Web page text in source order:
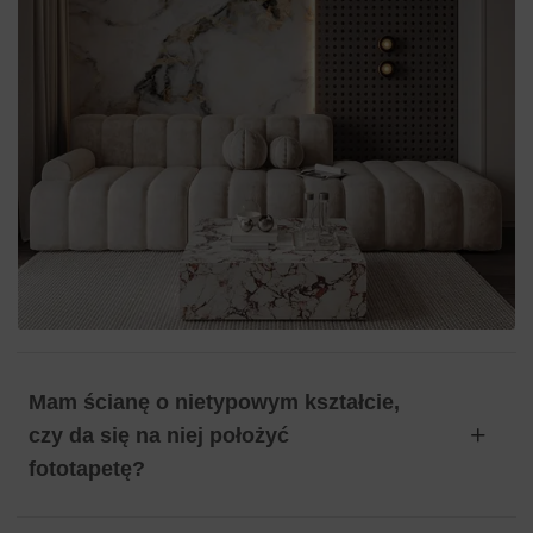
Mam ścianę o nietypowym kształcie,
czy da się na niej położyć
fototapetę?